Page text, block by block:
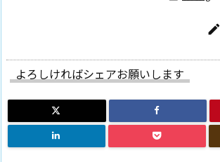

よろしければシェアお願いします